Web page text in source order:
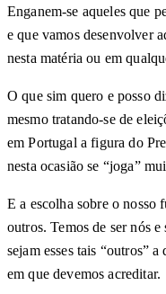
Enganem-se aqueles que
e que vamos desenvolver
nesta matéria ou em
O que sim quero e posso
mesmo tratando-se de
em Portugal a figura do
nesta ocasião se “joga”
E a escolha sobre o nosso
outros. Temos de ser nós
sejam esses tais “outros”
em que devemos acreditar.